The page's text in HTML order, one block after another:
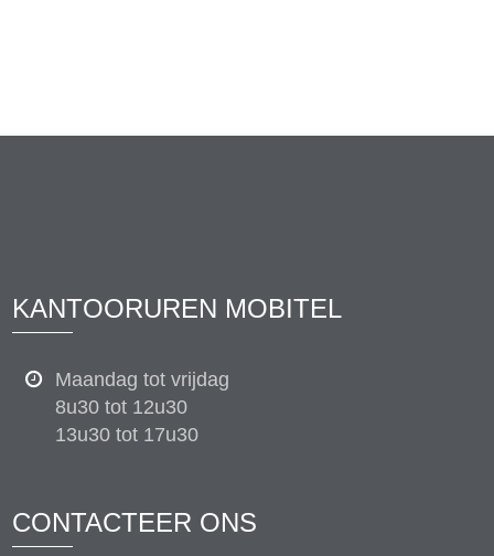
KANTOORUREN MOBITEL
Maandag tot vrijdag
8u30 tot 12u30
13u30 tot 17u30
CONTACTEER ONS